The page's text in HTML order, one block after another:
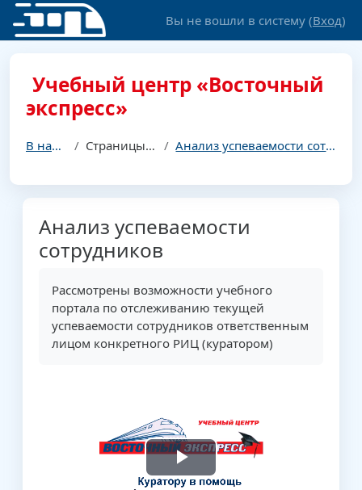
Перейти к основному содержанию
Вы не вошли в систему (Вход)
Учебный центр «Восточный
экспресс»
В начало Страницы сайта Анализ успеваемости сотрудников
Анализ успеваемости
сотрудников
Рассмотрены возможности учебного
портала по отслеживанию текущей
успеваемости сотрудников ответственным
лицом конкретного РИЦ (куратором)
Воспроизвести